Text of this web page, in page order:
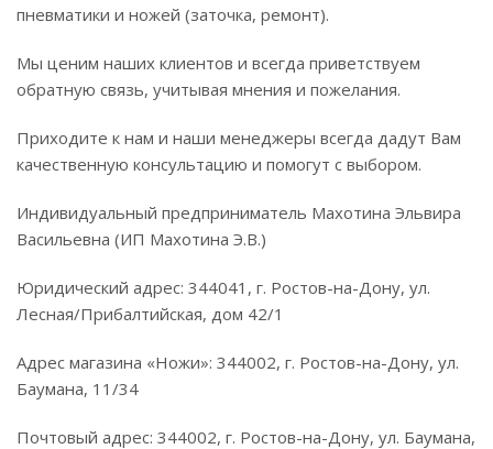
пневматики и ножей (заточка, ремонт).
Мы ценим наших клиентов и всегда приветствуем
обратную связь, учитывая мнения и пожелания.
Приходите к нам и наши менеджеры всегда дадут Вам
качественную консультацию и помогут с выбором.
Индивидуальный предприниматель Махотина Эльвира
Васильевна (ИП Махотина Э.В.)
Юридический адрес: 344041, г. Ростов-на-Дону, ул.
Лесная/Прибалтийская, дом 42/1
Адрес магазина «Ножи»: 344002, г. Ростов-на-Дону, ул.
Баумана, 11/34
Почтовый адрес: 344002, г. Ростов-на-Дону, ул. Баумана,